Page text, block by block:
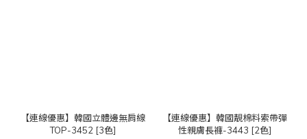
【連線優惠】韓國立體邊無肩線
TOP-3452 [3色]
【連線優惠】韓國靚棉料索帶彈
性親膚長褲-3443 [2色]